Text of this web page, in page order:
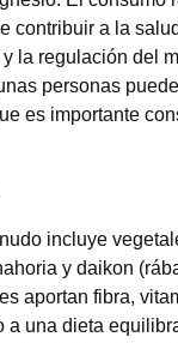
contribuir a la
la regulación del
personas
es importante
incluye
y daikon
aportan fibra,
a una dieta